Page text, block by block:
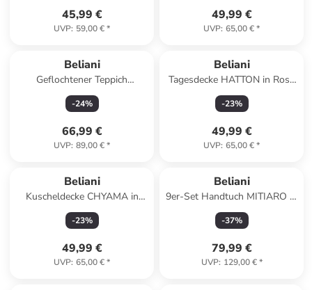
45,99 €
UVP: 59,00 €*
49,99 €
UVP: 65,00 €*
Beliani
Geflochtener Teppich
HORASAN in Beige - (W) 140
x (H) 1 x (L) 140 cm
-24%
66,99 €
UVP: 89,00 €*
Beliani
Tagesdecke HATTON in Rosa
- (W) 200 x (H) 0.2 x (L) 220
cm
-23%
49,99 €
UVP: 65,00 €*
Beliani
Kuscheldecke CHYAMA in
Schwarz/Weiß - (W) 200 x (H)
0.5 x (L) 220 cm
-23%
49,99 €
UVP: 65,00 €*
Beliani
9er-Set Handtuch MITIARO in
Blau
-37%
79,99 €
UVP: 129,00 €*